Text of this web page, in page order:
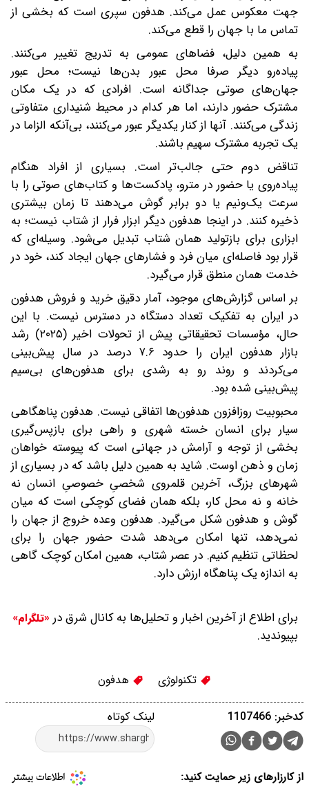
جهت معکوس عمل می‌کند. هدفون سپری است که بخشی از
تماس ما با جهان را قطع می‌کند.
به همین دلیل، فضاهای عمومی به تدریج تغییر می‌کنند.
پیاده‌رو دیگر صرفا محل عبور بدن‌ها نیست؛ محل عبور
جهان‌های صوتی جداگانه است. افرادی که در یک مکان
مشترک حضور دارند، اما هر کدام در محیط شنیداری متفاوتی
زندگی می‌کنند. آنها از کنار یکدیگر عبور می‌کنند، بی‌آنکه الزاما در
یک تجربه مشترک سهیم باشند.
تناقض دوم حتی جالب‌تر است. بسیاری از افراد هنگام
پیاده‌روی یا حضور در مترو، پادکست‌ها و کتاب‌های صوتی را با
سرعت یک‌ونیم یا دو برابر گوش می‌دهند تا زمان بیشتری
ذخیره کنند. در اینجا هدفون دیگر ابزار فرار از شتاب نیست؛ به
ابزاری برای بازتولید همان شتاب تبدیل می‌شود. وسیله‌ای که
قرار بود فاصله‌ای میان فرد و فشارهای جهان ایجاد کند، خود در
خدمت همان منطق قرار می‌گیرد.
بر اساس گزارش‌های موجود، آمار دقیق خرید و فروش هدفون
در ایران به تفکیک تعداد دستگاه در دسترس نیست. با این
حال، مؤسسات تحقیقاتی پیش از تحولات اخیر (۲۰۲۵) رشد
بازار هدفون ایران را حدود ۷.۶ درصد در سال پیش‌بینی
می‌کردند و روند رو به رشدی برای هدفون‌های بی‌سیم
پیش‌بینی شده بود.
محبوبیت روزافزون هدفون‌ها اتفاقی نیست. هدفون پناهگاهی
سیار برای انسان خسته شهری و راهی برای بازپس‌گیری
بخشی از توجه و آرامش در جهانی است که پیوسته خواهان
زمان و ذهن اوست. شاید به همین دلیل باشد که در بسیاری از
شهرهای بزرگ، آخرین قلمروی شخصیِ خصوصیِ انسان نه
خانه و نه محل کار، بلکه همان فضای کوچکی است که میان
گوش و هدفون شکل می‌گیرد. هدفون وعده خروج از جهان را
نمی‌دهد، تنها امکان می‌دهد شدت حضور جهان را برای
لحظاتی تنظیم کنیم. در عصر شتاب، همین امکان کوچک گاهی
به اندازه یک پناهگاه ارزش دارد.
برای اطلاع از آخرین اخبار و تحلیل‌ها به کانال شرق در «تلگرام»
بپیوندید.
تکنولوژی هدفون
لینک کوتاه کدخبر: 1107466
از کارزارهای زیر حمایت کنید: